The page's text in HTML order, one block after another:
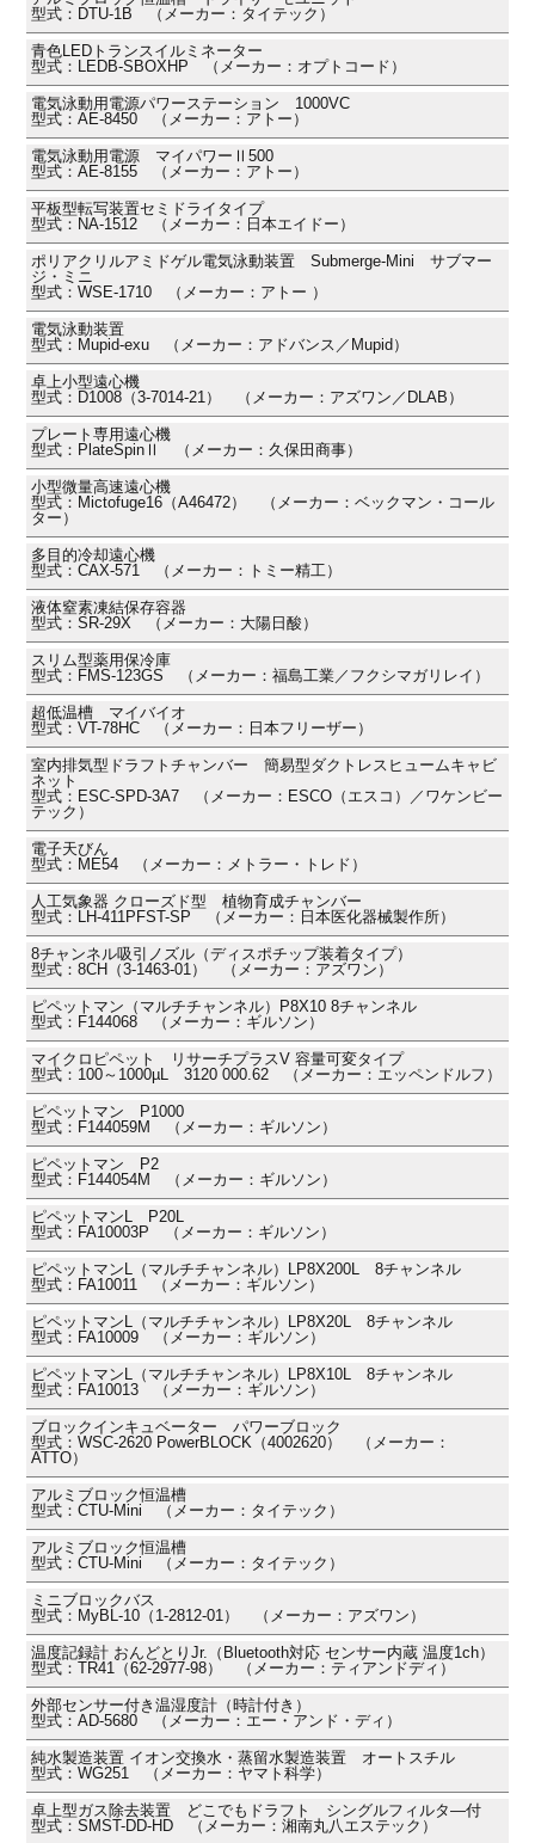
型式：DTU-1B （メーカー：タイテック）
青色LEDトランスイルミネーター
型式：LEDB-SBOXHP （メーカー：オプトコード）
電気泳動用電源パワーステーション 1000VC
型式：AE-8450 （メーカー：アトー）
電気泳動用電源 マイパワーⅡ500
型式：AE-8155 （メーカー：アトー）
平板型転写装置セミドライタイプ
型式：NA-1512 （メーカー：日本エイドー）
ポリアクリルアミドゲル電気泳動装置 Submerge-Mini サブマー
ジ・ミニ
型式：WSE-1710 （メーカー：アトー ）
電気泳動装置
型式：Mupid-exu （メーカー：アドバンス／Mupid）
卓上小型遠心機
型式：D1008（3-7014-21） （メーカー：アズワン／DLAB）
プレート専用遠心機
型式：PlateSpinⅡ （メーカー：久保田商事）
小型微量高速遠心機
型式：Mictofuge16（A46472） （メーカー：ベックマン・コール
ター）
多目的冷却遠心機
型式：CAX-571 （メーカー：トミー精工）
液体窒素凍結保存容器
型式：SR-29X （メーカー：大陽日酸）
スリム型薬用保冷庫
型式：FMS-123GS （メーカー：福島工業／フクシマガリレイ）
超低温槽 マイバイオ
型式：VT-78HC （メーカー：日本フリーザー）
室内排気型ドラフトチャンバー 簡易型ダクトレスヒュームキャビ
ネット
型式：ESC-SPD-3A7 （メーカー：ESCO（エスコ）／ワケンビー
テック）
電子天びん
型式：ME54 （メーカー：メトラー・トレド）
人工気象器 クローズド型 植物育成チャンバー
型式：LH-411PFST-SP （メーカー：日本医化器械製作所）
8チャンネル吸引ノズル（ディスポチップ装着タイプ）
型式：8CH（3-1463-01） （メーカー：アズワン）
ピペットマン（マルチチャンネル）P8X10 8チャンネル
型式：F144068 （メーカー：ギルソン）
マイクロピペット リサーチプラスV 容量可変タイプ
型式：100～1000µL 3120 000.62 （メーカー：エッペンドルフ）
ピペットマン P1000
型式：F144059M （メーカー：ギルソン）
ピペットマン P2
型式：F144054M （メーカー：ギルソン）
ピペットマンL P20L
型式：FA10003P （メーカー：ギルソン）
ピペットマンL（マルチチャンネル）LP8X200L 8チャンネル
型式：FA10011 （メーカー：ギルソン）
ピペットマンL（マルチチャンネル）LP8X20L 8チャンネル
型式：FA10009 （メーカー：ギルソン）
ピペットマンL（マルチチャンネル）LP8X10L 8チャンネル
型式：FA10013 （メーカー：ギルソン）
ブロックインキュベーター パワーブロック
型式：WSC-2620 PowerBLOCK（4002620） （メーカー：
ATTO）
アルミブロック恒温槽
型式：CTU-Mini （メーカー：タイテック）
アルミブロック恒温槽
型式：CTU-Mini （メーカー：タイテック）
ミニブロックバス
型式：MyBL-10（1-2812-01） （メーカー：アズワン）
温度記録計 おんどとりJr.（Bluetooth対応 センサー内蔵 温度1ch）
型式：TR41（62-2977-98） （メーカー：ティアンドディ）
外部センサー付き温湿度計（時計付き）
型式：AD-5680 （メーカー：エー・アンド・ディ）
純水製造装置 イオン交換水・蒸留水製造装置 オートスチル
型式：WG251 （メーカー：ヤマト科学）
卓上型ガス除去装置 どこでもドラフト シングルフィルタ―付
型式：SMST-DD-HD （メーカー：湘南丸八エステック）